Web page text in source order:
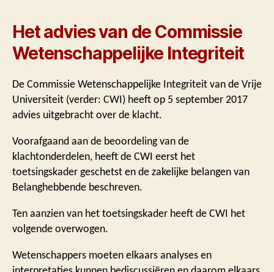
Het advies van de Commissie
Wetenschappelijke Integriteit
De Commissie Wetenschappelijke Integriteit van de Vrije
Universiteit (verder: CWI) heeft op 5 september 2017
advies uitgebracht over de klacht.
Voorafgaand aan de beoordeling van de
klachtonderdelen, heeft de CWI eerst het
toetsingskader geschetst en de zakelijke belangen van
Belanghebbende beschreven.
Ten aanzien van het toetsingskader heeft de CWI het
volgende overwogen.
Wetenschappers moeten elkaars analyses en